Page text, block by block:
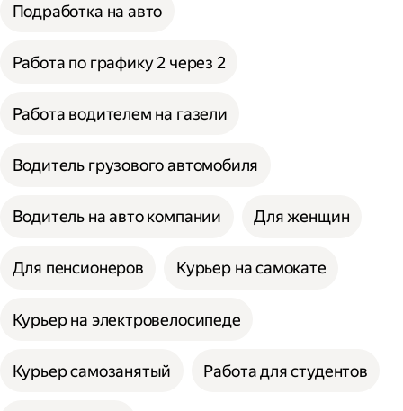
Подработка на авто
Работа по графику 2 через 2
Работа водителем на газели
Водитель грузового автомобиля
Водитель на авто компании Для женщин
Для пенсионеров Курьер на самокате
Курьер на электровелосипеде
Курьер самозанятый Работа для студентов